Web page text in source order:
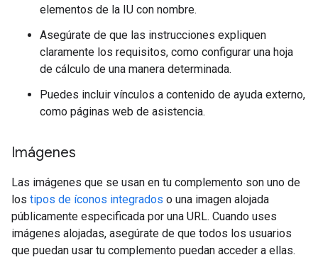
elementos de la IU con nombre.
Asegúrate de que las instrucciones expliquen
claramente los requisitos, como configurar una hoja
de cálculo de una manera determinada.
Puedes incluir vínculos a contenido de ayuda externo,
como páginas web de asistencia.
Imágenes
Las imágenes que se usan en tu complemento son uno de
los tipos de íconos integrados o una imagen alojada
públicamente especificada por una URL. Cuando uses
imágenes alojadas, asegúrate de que todos los usuarios
que puedan usar tu complemento puedan acceder a ellas.